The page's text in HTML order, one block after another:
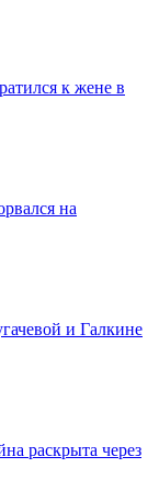
к жене в
на
и Галкине
раскрыта через